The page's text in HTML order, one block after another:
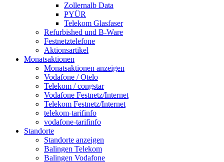
Zollernalb Data
PYÜR
Telekom Glasfaser
Refurbished und B-Ware
Festnetztelefone
Aktionsartikel
Monatsaktionen
Monatsaktionen anzeigen
Vodafone / Otelo
Telekom / congstar
Vodafone Festnetz/Internet
Telekom Festnetz/Internet
telekom-tarifinfo
vodafone-tarifinfo
Standorte
Standorte anzeigen
Balingen Telekom
Balingen Vodafone